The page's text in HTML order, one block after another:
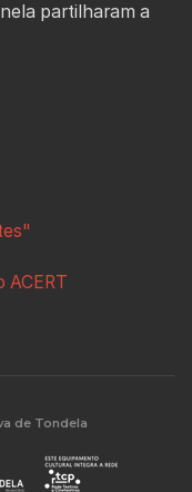
partilharam a
ACERT
de Tondela